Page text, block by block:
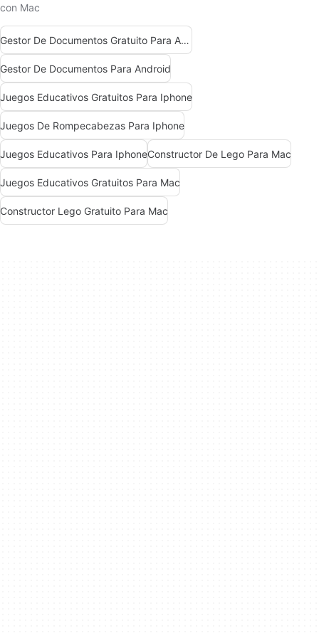
con Mac
Gestor De Documentos Gratuito Para Android
Gestor De Documentos Para Android
Juegos Educativos Gratuitos Para Iphone
Juegos De Rompecabezas Para Iphone
Juegos Educativos Para IphoneConstructor De Lego Para Mac
Juegos Educativos Gratuitos Para Mac
Constructor Lego Gratuito Para Mac